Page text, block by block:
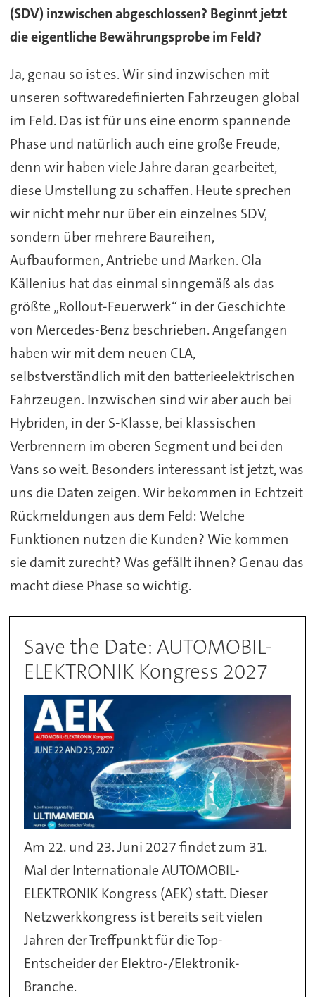
(SDV) inzwischen abgeschlossen? Beginnt jetzt
die eigentliche Bewährungsprobe im Feld?
Ja, genau so ist es. Wir sind inzwischen mit
unseren softwaredefinierten Fahrzeugen global
im Feld. Das ist für uns eine enorm spannende
Phase und natürlich auch eine große Freude,
denn wir haben viele Jahre daran gearbeitet,
diese Umstellung zu schaffen. Heute sprechen
wir nicht mehr nur über ein einzelnes SDV,
sondern über mehrere Baureihen,
Aufbauformen, Antriebe und Marken. Ola
Källenius hat das einmal sinngemäß als das
größte „Rollout-Feuerwerk“ in der Geschichte
von Mercedes-Benz beschrieben. Angefangen
haben wir mit dem neuen CLA,
selbstverständlich mit den batterieelektrischen
Fahrzeugen. Inzwischen sind wir aber auch bei
Hybriden, in der S-Klasse, bei klassischen
Verbrennern im oberen Segment und bei den
Vans so weit. Besonders interessant ist jetzt, was
uns die Daten zeigen. Wir bekommen in Echtzeit
Rückmeldungen aus dem Feld: Welche
Funktionen nutzen die Kunden? Wie kommen
sie damit zurecht? Was gefällt ihnen? Genau das
macht diese Phase so wichtig.
Save the Date: AUTOMOBIL-
ELEKTRONIK Kongress 2027
Am 22. und 23. Juni 2027 findet zum 31.
Mal der Internationale AUTOMOBIL-
ELEKTRONIK Kongress (AEK) statt. Dieser
Netzwerkkongress ist bereits seit vielen
Jahren der Treffpunkt für die Top-
Entscheider der Elektro-/Elektronik-
Branche.